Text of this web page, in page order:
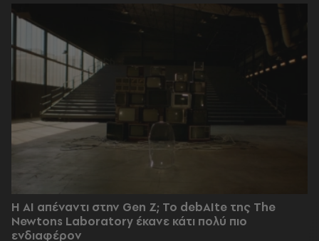
Η AI απέναντι στην Gen Z; Το debAIte της The
Newtons Laboratory έκανε κάτι πολύ πιο
ενδιαφέρον